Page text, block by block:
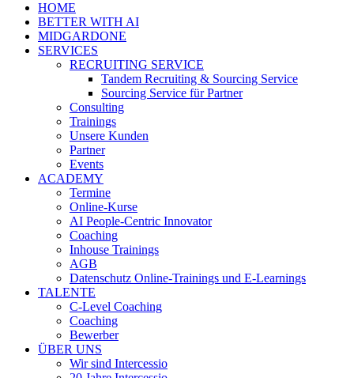
HOME
BETTER WITH AI
MIDGARDONE
SERVICES
RECRUITING SERVICE
Tandem Recruiting & Sourcing Service
Sourcing Service für Partner
Consulting
Trainings
Unsere Kunden
Partner
Events
ACADEMY
Termine
Online-Kurse
AI People-Centric Innovator
Coaching
Inhouse Trainings
AGB
Datenschutz Online-Trainings und E-Learnings
TALENTE
C-Level Coaching
Coaching
Bewerber
ÜBER UNS
Wir sind Intercessio